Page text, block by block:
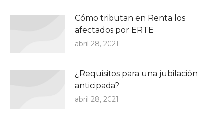
Cómo tributan en Renta los
afectados por ERTE
abril 28, 2021
¿Requisitos para una jubilación
anticipada?
abril 28, 2021